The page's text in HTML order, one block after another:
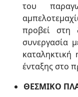
του
προβεί στη
συνεργασία
καταληκτική
ένταξης στο
ΘΕΣΜΙΚΟ